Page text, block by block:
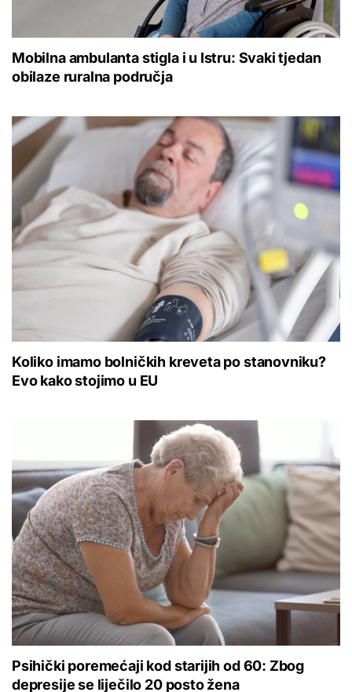
Mobilna ambulanta stigla i u Istru: Svaki tjedan
obilaze ruralna područja
Koliko imamo bolničkih kreveta po stanovniku?
Evo kako stojimo u EU
Psihički poremećaji kod starijih od 60: Zbog
depresije se liječilo 20 posto žena